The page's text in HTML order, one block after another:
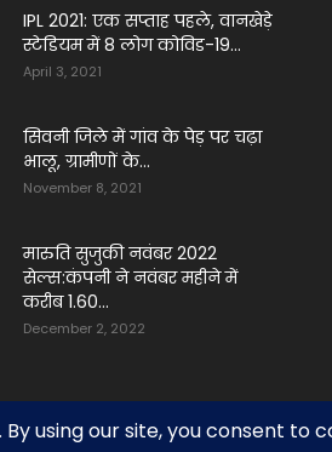
IPL 2021: एक सप्‍ताह पहले, वानखेड़े
स्‍टेडियम में 8 लोग कोविड-19...
April 3, 2021
सिवनी जिले में गांव के पेड़ पर चढ़ा
भालू, ग्रामीणों के...
November 8, 2021
मारुति सुजुकी नवंबर 2022
सेल्स:कंपनी ने नवंबर महीने में
करीब 1.60...
December 2, 2022